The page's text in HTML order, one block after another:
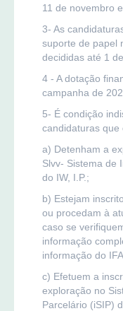
11 de novembro
3- As
suporte de papel
decididas até 1
4 - A dotação
campanha de
5- É condição
candidaturas que
a) Detenham a
Slvv- Sistema de
do IW, I.P.;
b) Estejam
ou procedam à
caso se
informação
informação do
c) Efetuem a
exploração no
Parcelário (iSIP)